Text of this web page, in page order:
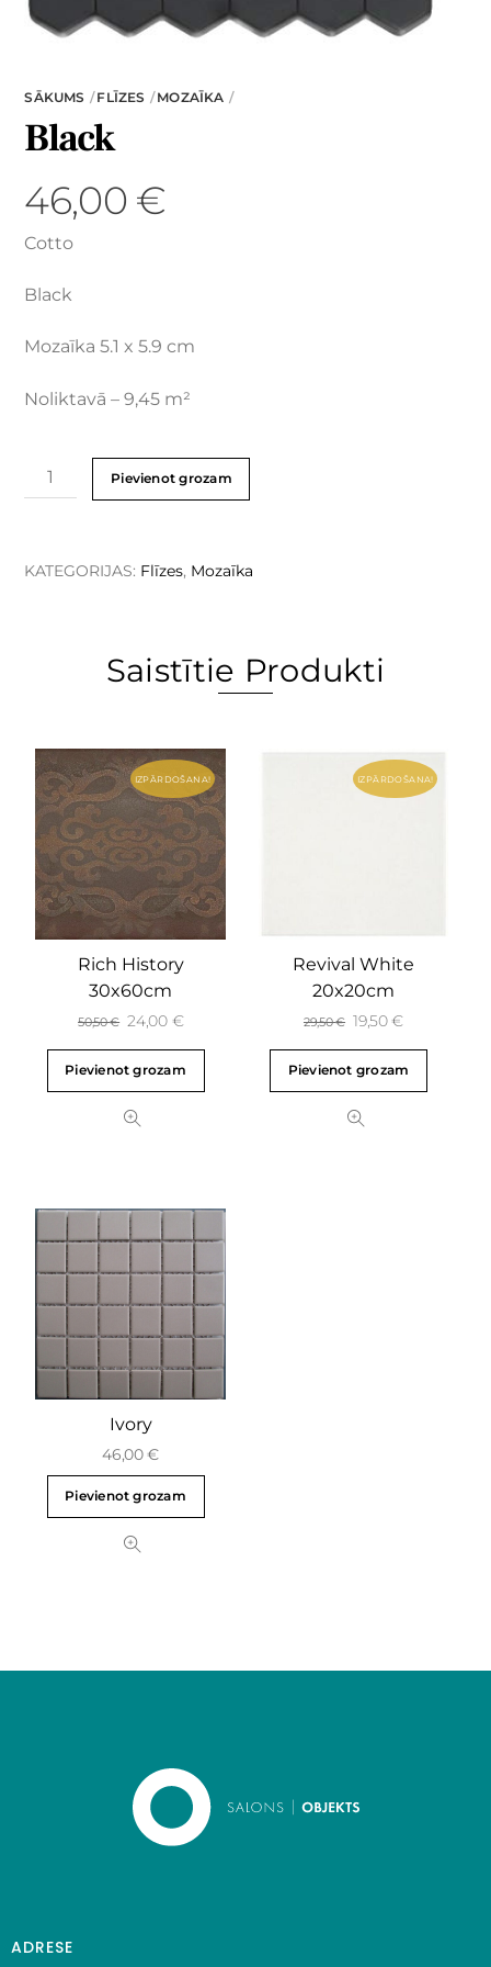
SĀKUMS FLĪZES MOZAĪKA
Black
46,00 €
Cotto
Black
Mozaīka 5.1 x 5.9 cm
Noliktavā – 9,45 m²
Pievienot grozam
KATEGORIJAS: Flīzes, Mozaīka
Saistītie Produkti
IZPĀRDOŠANA!
Rich History
30x60cm
50,50€ 24,00 €
Pievienot grozam
IZPĀRDOŠANA!
Revival White
20x20cm
29,50€ 19,50€
Pievienot grozam
Ivory
46,00€
Pievienot grozam
ADRESE